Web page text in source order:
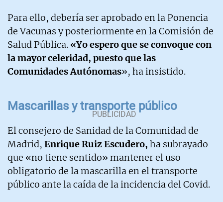
Para ello, debería ser aprobado en la Ponencia
de Vacunas y posteriormente en la Comisión de
Salud Pública. «Yo espero que se convoque con
la mayor celeridad, puesto que las
Comunidades Autónomas», ha insistido.
Mascarillas y transporte público
El consejero de Sanidad de la Comunidad de
Madrid, Enrique Ruiz Escudero, ha subrayado
que «no tiene sentido» mantener el uso
obligatorio de la mascarilla en el transporte
público ante la caída de la incidencia del Covid.